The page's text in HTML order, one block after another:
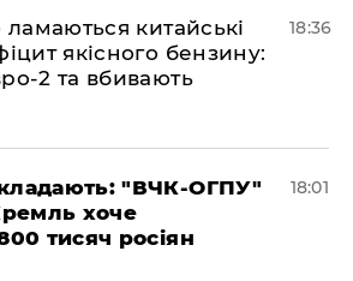
ламаються китайські
якісного бензину:
2 та вбивають
18:36
"ВЧК-ОГПУ"
хоче
тисяч росіян
18:01